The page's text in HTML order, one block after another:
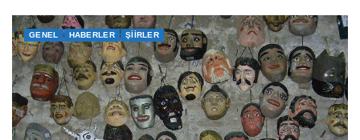
GENEL HABERLER ŞIIRLER